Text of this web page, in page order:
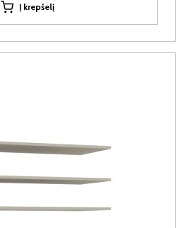
Į krepšelį